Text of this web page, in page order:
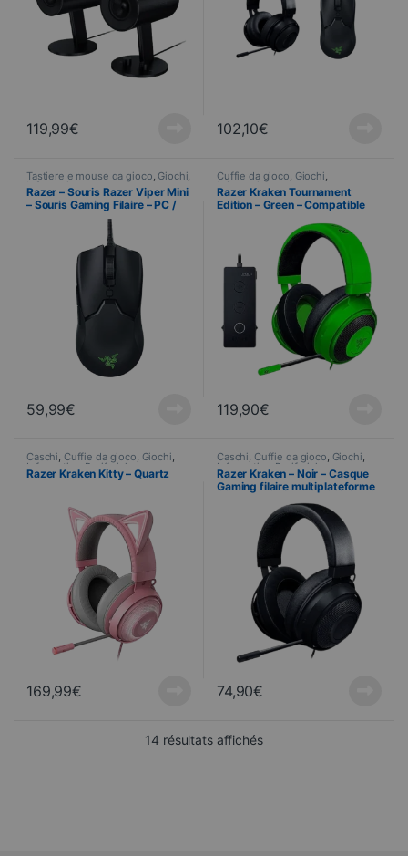
119,99€ 102,10€
Tastiere e mouse da gioco Giochi
Informatica
Razer – Souris Razer Viper Mini
– Souris Gaming Filaire – PC /
Mac – 8500 PPP
59,99€
Cuffie da gioco Giochi
Informatica
Razer Kraken Tournament
Edition – Green – Compatible
119,90€
Caschi, Cuffie da gioco, Giochi,
Informatica, Periferiche
Razer Kraken Kitty – Quartz
169,99€
Caschi, Cuffie da gioco, Giochi,
Informatica, Periferiche
Razer Kraken – Noir – Casque
Gaming filaire multiplateforme
74,90€
14 résultats affichésOrdinati dal più recente